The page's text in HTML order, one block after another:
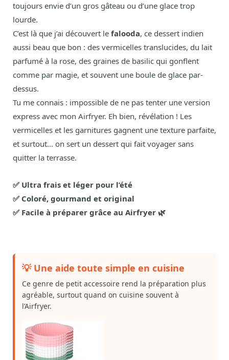
toujours envie d’un gros gâteau ou d’une glace trop
lourde.
C’est là que j’ai découvert le falooda, ce dessert indien
aussi beau que bon : des vermicelles translucides, du lait
parfumé à la rose, des graines de basilic qui gonflent
comme par magie, et souvent une boule de glace par-
dessus.
Tu me connais : impossible de ne pas tenter une version
express avec mon Airfryer. Eh bien, révélation ! Les
vermicelles et les garnitures gagnent une texture parfaite,
et surtout… on sert un dessert qui fait voyager sans
quitter la terrasse.
✅ Ultra frais et léger pour l’été
✅ Coloré, gourmand et original
✅ Facile à préparer grâce au Airfryer 🌿
💡 Une aide toute simple en cuisine
Ce genre de petit accessoire rend la préparation plus
agréable, surtout quand on cuisine souvent à
l’Airfryer.